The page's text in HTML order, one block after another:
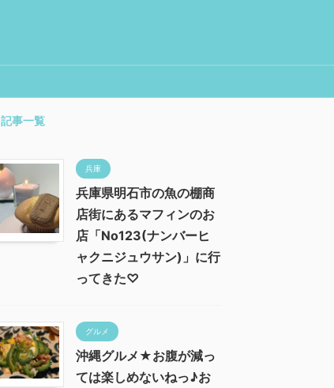
記事一覧
兵庫
兵庫県明石市の魚の棚商
店街にあるマフィンのお
店「No123(ナンバーヒ
ャクニジュウサン)」に行
ってきた♡
グルメ
沖縄グルメ★お腹が減っ
ては楽しめないねっ♪お